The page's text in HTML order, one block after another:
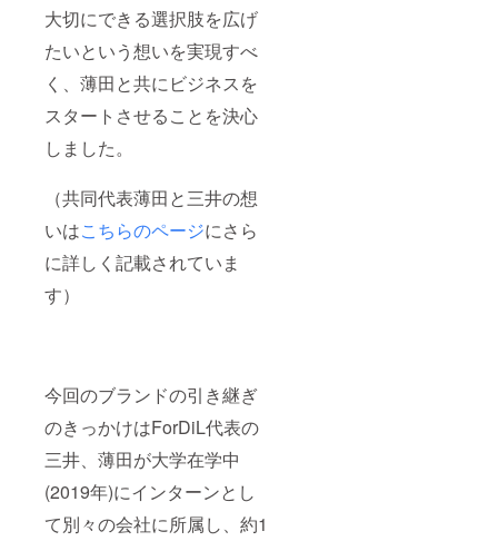
大切にできる選択肢を広げ
たいという想いを実現すべ
く、薄田と共にビジネスを
スタートさせることを決心
しました。
（共同代表薄田と三井の想
いはこちらのページにさら
に詳しく記載されていま
す）
今回のブランドの引き継ぎ
のきっかけはForDiL代表の
三井、薄田が大学在学中
(2019年)にインターンとし
て別々の会社に所属し、約1